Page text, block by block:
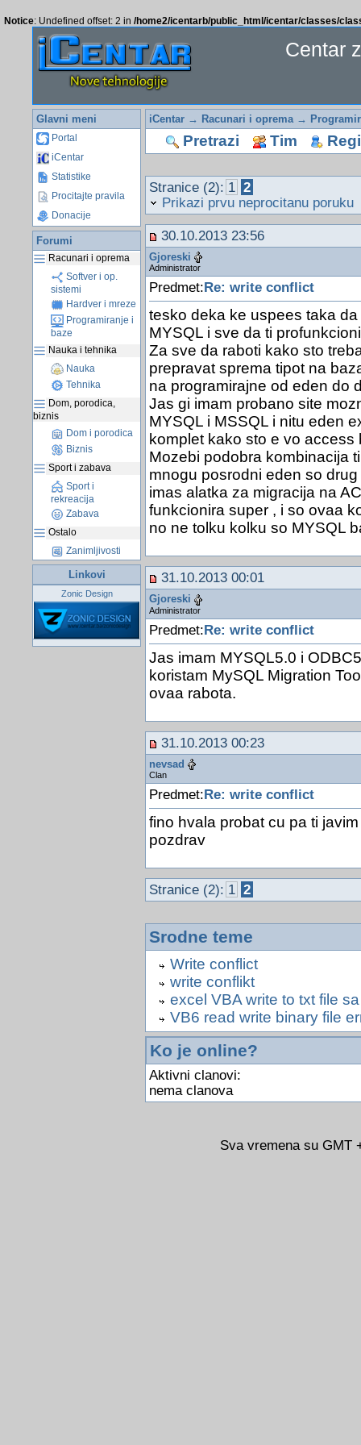
Notice: Undefined offset: 2 in /home2/icentarb/public_html/icentar/classes/
Centar
Glavni meni
Portal
iCentar
Statistike
Procitajte pravila
Donacije
Forumi
Racunari i oprema
Softver i op.
sistemi
Hardver i mreze
Programiranje i
baze
Nauka i tehnika
Nauka
Tehnika
Dom, porodica,
biznis
Dom i porodica
Biznis
Sport i zabava
Sport i
rekreacija
Zabava
Ostalo
Zanimljivosti
Linkovi
Zonic Design
iCentar→ Racunari i oprema→
Pretrazi Tim
Stranice (2): 1 2
Prikazi prvu neprocitanu poruku
30.10.2013 23:56
Gjoreski
Administrator
Predmet: Re: write conflict
tesko deka ke uspees taka
MYSQL i sve da ti
Za sve da raboti kako sto
prepravat sprema tipot na
na programirajne od eden do
Jas gi imam probano site
MYSQL i MSSQL i nitu eden
komplet kako sto e vo access
Mozebi podobra kombinacija
mnogu posrodni eden so
imas alatka za migracija na
funkcionira super , i so ovaa
no ne tolku kolku so MYSQL
31.10.2013 00:01
Gjoreski
Administrator
Predmet:Re: write conflict
Jas imam MYSQL5.0 i
koristam MySQL Migration
ovaa rabota.
31.10.2013 00:23
nevsad
Clan
Predmet: Re: write conflict
fino hvala probat cu pa ti javim
pozdrav
Stranice (2): 1 2
Srodne teme
Write conflict
write conflikt
excel VBA write to txt file
VB6 read write binary file
Ko je online?
Aktivni clanovi:
nema clanova
Sva vremena su GMT